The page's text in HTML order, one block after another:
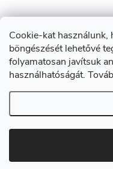
Cookie-kat használunk,
böngészését lehetővé
folyamatosan javítsuk
használhatóságát.